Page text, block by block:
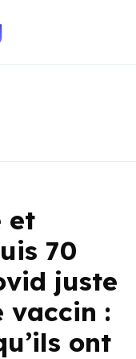
et
70
juste
vaccin :
ont